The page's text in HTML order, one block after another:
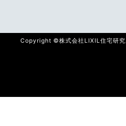
Copyright ©株式会社LIXIL住宅研